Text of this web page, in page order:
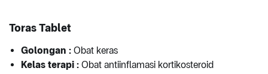
Toras Tablet
Golongan : Obat keras
Kelas terapi : Obat antiinflamasi kortikosteroid